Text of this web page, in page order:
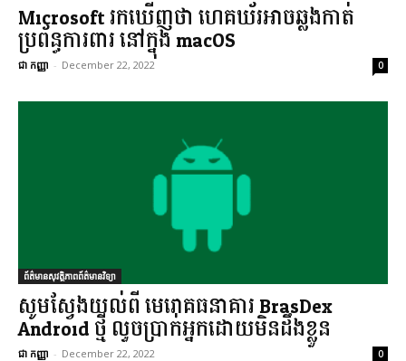
Microsoft រកឃើញថា ហេគឃ័រអាចឆ្លងកាត់
ប្រព័ន្ធការពារ នៅក្នុង macOS
ជា កញ្ញា - December 22, 2022 0
ព័ត៌មានសុវត្ថិភាពព័ត៌មានវិទ្យា
សូមស្វែងយល់ពី មេរោគធនាគារ BrasDex
Android ថ្មី លួចប្រាក់អ្នកដោយមិនដឹងខ្លួន
ជា កញ្ញា - December 22, 2022 0